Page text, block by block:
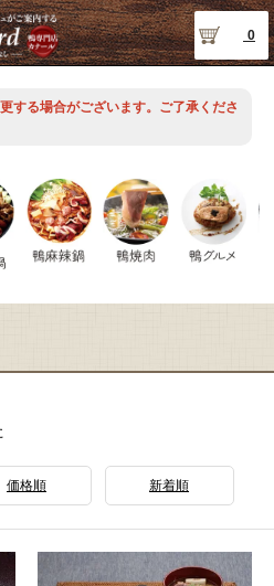
0
する場合がございます。ご了承くださ
価格順 新着順